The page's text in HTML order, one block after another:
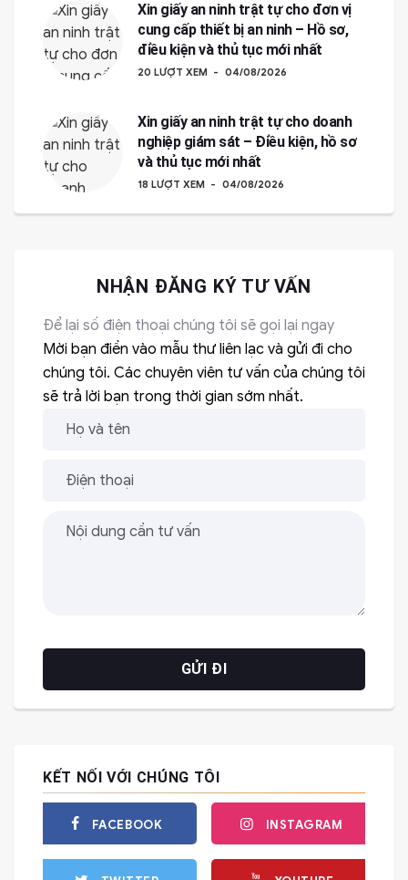
Xin giấy an ninh trật tự cho đơn vị
cung cấp thiết bị an ninh – Hồ sơ,
điều kiện và thủ tục mới nhất
20 LƯỢT XEM 04/08/2026
Xin giấy an ninh trật tự cho doanh
nghiệp giám sát – Điều kiện, hồ sơ
và thủ tục mới nhất
18 LƯỢT XEM 04/08/2026
NHẬN ĐĂNG KÝ TƯ VẤN
Để lại số điện thoại chúng tôi sẽ gọi lại ngay
Mời bạn điền vào mẫu thư liên lạc và gửi đi cho
chúng tôi. Các chuyên viên tư vấn của chúng tôi
sẽ trả lời bạn trong thời gian sớm nhất.
KẾT NỐI VỚI CHÚNG TÔI
FACEBOOK INSTAGRAM